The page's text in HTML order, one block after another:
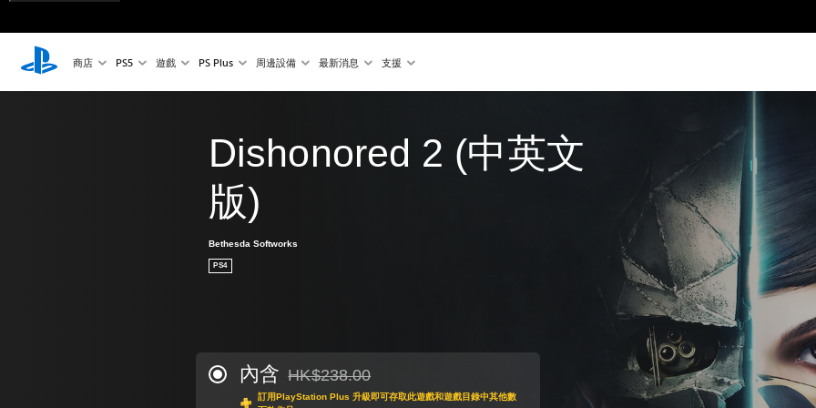
商店 PS5 遊戲 PS Plus 周邊設備 最新消息 支援
Dishonored 2 (中英文
版)
Bethesda Softworks
PS4
內含 折扣前原價為HK$238.00
HK$238.00
訂用PlayStation Plus 升級即可存取此遊戲和遊戲目錄中其他數